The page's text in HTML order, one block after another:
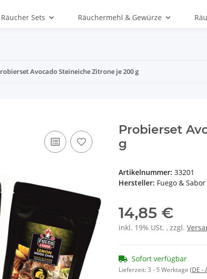
Räucher Sets Räuchermehl & Gewürze
Avocado Steineiche Zitrone je 200 g
Probierset
g
Artikelnummer: 33201
Hersteller: Fuego & Sabor
14,85 €
inkl. 19% USt. , zzgl.
Sofort verfügbar
Lieferzeit:3 - 5 Werktage (DE -